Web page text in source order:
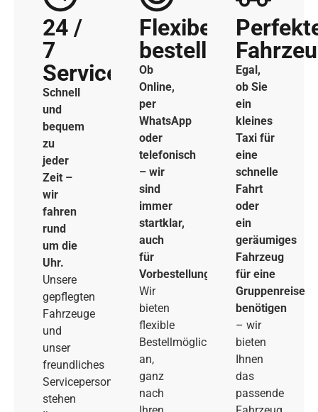
24 /
7
Service
Schnell
und
bequem
zu
jeder
Zeit –
wir
fahren
rund
um die
Uhr.
Unsere
gepflegten
Fahrzeuge
und
unser
freundliches
Servicepersonal
stehen
Flexibel
bestellen
Ob
Online,
per
WhatsApp
oder
telefonisch
– wir
sind
immer
startklar,
auch
für
Vorbestellungen.
Wir
bieten
flexible
Bestellmöglichkeiten
an,
ganz
nach
Egal,
ob Sie
ein
kleines
Taxi für
eine
schnelle
Fahrt
oder
ein
geräumiges
Fahrzeug
für eine
Gruppenreise
benötigen
– wir
bieten
Ihnen
das
passende